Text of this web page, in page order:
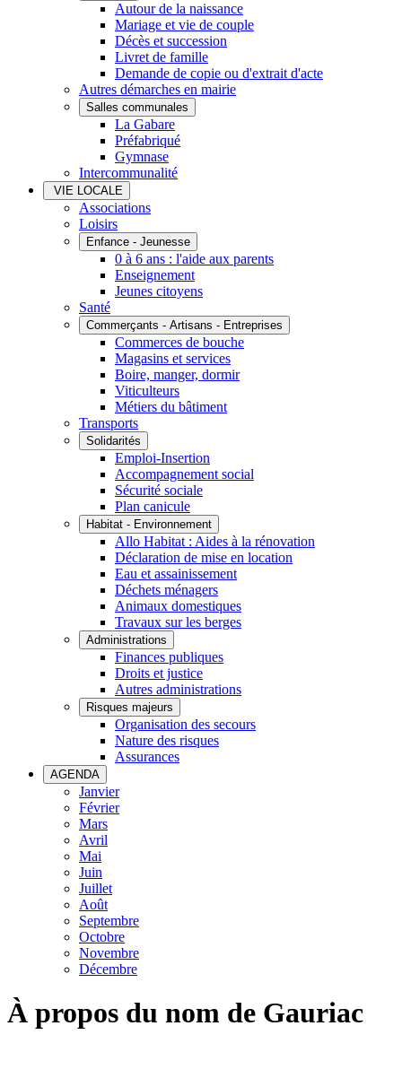
Autour de la naissance
Mariage et vie de couple
Décès et succession
Livret de famille
Demande de copie ou d'extrait d'acte
Autres démarches en mairie
Salles communales
La Gabare
Préfabriqué
Gymnase
Intercommunalité
VIE LOCALE
Associations
Loisirs
Enfance - Jeunesse
0 à 6 ans : l'aide aux parents
Enseignement
Jeunes citoyens
Santé
Commerçants - Artisans - Entreprises
Commerces de bouche
Magasins et services
Boire, manger, dormir
Viticulteurs
Métiers du bâtiment
Transports
Solidarités
Emploi-Insertion
Accompagnement social
Sécurité sociale
Plan canicule
Habitat - Environnement
Allo Habitat : Aides à la rénovation
Déclaration de mise en location
Eau et assainissement
Déchets ménagers
Animaux domestiques
Travaux sur les berges
Administrations
Finances publiques
Droits et justice
Autres administrations
Risques majeurs
Organisation des secours
Nature des risques
Assurances
AGENDA
Janvier
Février
Mars
Avril
Mai
Juin
Juillet
Août
Septembre
Octobre
Novembre
Décembre
À propos du nom de Gauriac